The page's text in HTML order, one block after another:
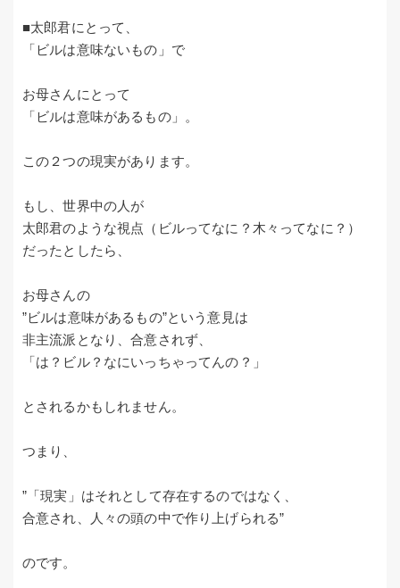
■太郎君にとって、
「ビルは意味ないもの」で
お母さんにとって
「ビルは意味があるもの」。
この２つの現実があります。
もし、世界中の人が
太郎君のような視点（ビルってなに？木々ってなに？）
だったとしたら、
お母さんの
”ビルは意味があるもの”という意見は
非主流派となり、合意されず、
「は？ビル？なにいっちゃってんの？」
とされるかもしれません。
つまり、
”「現実」はそれとして存在するのではなく、
合意され、人々の頭の中で作り上げられる”
のです。